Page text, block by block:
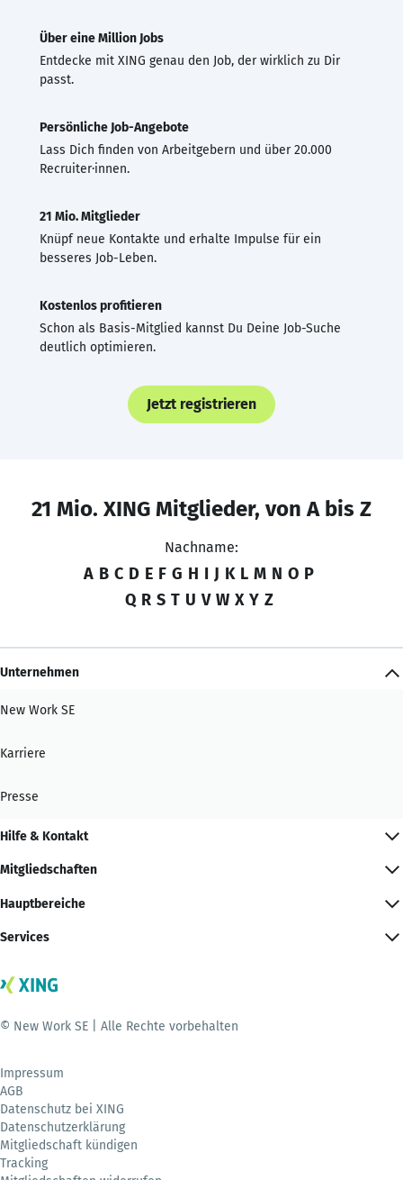
Über eine Million Jobs
Entdecke mit XING genau den Job, der wirklich zu Dir
passt.
Persönliche Job-Angebote
Lass Dich finden von Arbeitgebern und über 20.000
Recruiter·innen.
21 Mio. Mitglieder
Knüpf neue Kontakte und erhalte Impulse für ein
besseres Job-Leben.
Kostenlos profitieren
Schon als Basis-Mitglied kannst Du Deine Job-Suche
deutlich optimieren.
Jetzt registrieren
21 Mio. XING Mitglieder, von A bis Z
Nachname:
A B C D E F G H I J K L M N O P
Q R S T U V W X Y Z
Unternehmen
New Work SE
Karriere
Presse
Hilfe & Kontakt
Mitgliedschaften
Hauptbereiche
Services
© New Work SE | Alle Rechte vorbehalten
Impressum
AGB
Datenschutz bei XING
Datenschutzerklärung
Mitgliedschaft kündigen
Tracking